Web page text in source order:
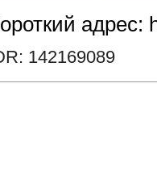
адрес:
142169089